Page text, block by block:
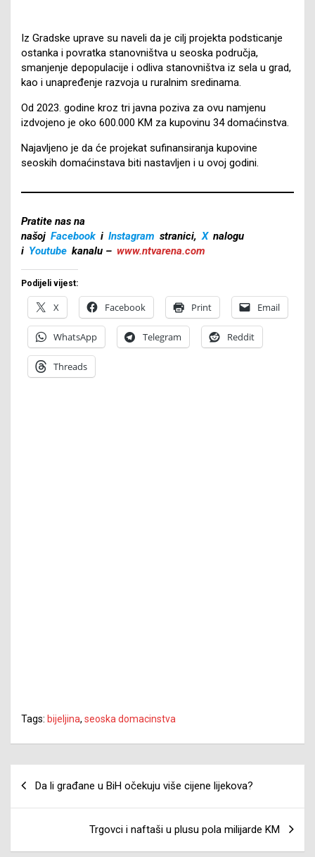
Iz Gradske uprave su naveli da je cilj projekta podsticanje
ostanka i povratka stanovništva u seoska područja,
smanjenje depopulacije i odliva stanovništva iz sela u grad,
kao i unapređenje razvoja u ruralnim sredinama.
Od 2023. godine kroz tri javna poziva za ovu namjenu
izdvojeno je oko 600.000 KM za kupovinu 34 domaćinstva.
Najavljeno je da će projekat sufinansiranja kupovine
seoskih domaćinstava biti nastavljen i u ovoj godini.
Pratite nas na
našoj Facebook i Instagram stranici, X nalogu
i Youtube kanalu – www.ntvarena.com
Podijeli vijest:
X Facebook Print Email
WhatsApp Telegram Reddit
Threads
Tags: bijeljina, seoska domacinstva
članaka
Da li građane u BiH očekuju više cijene lijekova?
Trgovci i naftaši u plusu pola milijarde KM